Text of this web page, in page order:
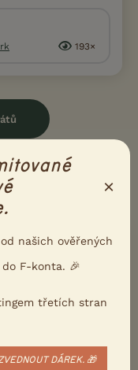
193×
×
našich ověřených
F-konta. 🎉
třetích stran
DÁREK. 🎁